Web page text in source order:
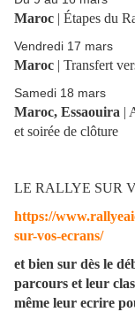
Maroc | Étapes du
Vendredi 17 mars
Maroc | Transfert
Samedi 18 mars
Maroc, Essaouira |
et soirée de clôture
LE RALLYE SUR
https://
sur-vos-ecrans/
et bien sur dès le
parcours et leur
même leur ecrire